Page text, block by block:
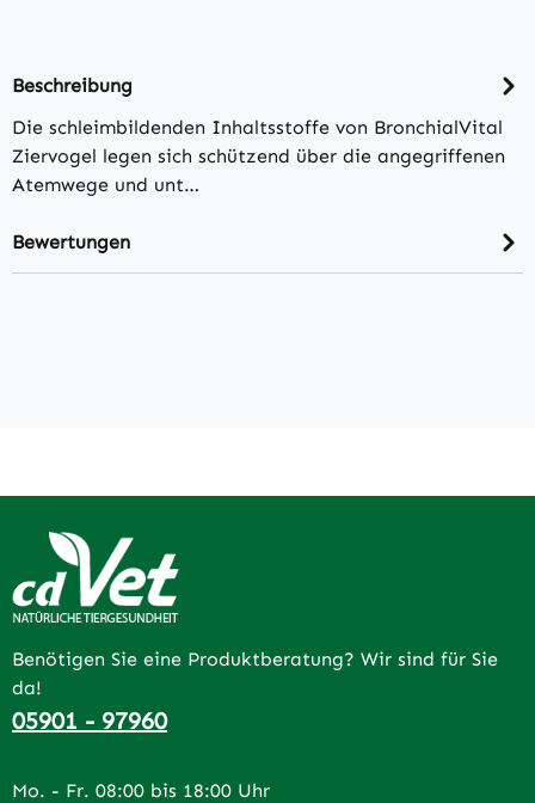
Beschreibung
Die schleimbildenden Inhaltsstoffe von BronchialVital
Ziervogel legen sich schützend über die angegriffenen
Atemwege und unt…
Bewertungen
Benötigen Sie eine Produktberatung? Wir sind für Sie
da!
05901 - 97960
Mo. - Fr. 08:00 bis 18:00 Uhr